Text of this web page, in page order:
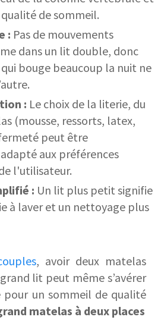
de sommeil.
: Pas de mouvements
dans un lit double, donc
bouge beaucoup la nuit ne
: Le choix de la literie, du
(mousse, ressorts, latex,
peut être
aux préférences
l'utilisateur.
: Un lit plus petit signifie
à laver et un nettoyage plus
, avoir deux matelas
lit peut même s’avérer
pour un sommeil de qualité
matelas à deux places